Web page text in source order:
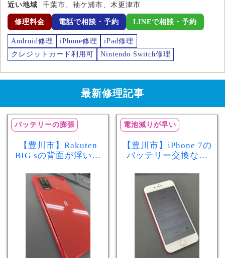
近い地域
千葉市、袖ケ浦市、木更津市
修理料金 電話で相談・予約 LINEで相談・予約
Android修理 iPhone修理
iPad修理
クレジットカード利用可
Nintendo Switch修理
最新修理記事
バッテリーの膨張
【豊川市】Rakuten
BIG sの背面が浮いて
リー膨張のサインか
もしれません！バッ
テリー交換修理事例
電池減りが早い
【豊川市】iPhone 7の
バッテリー交換なら
最大容量70％で電池
の減りが早い症状も
当日60分で改善